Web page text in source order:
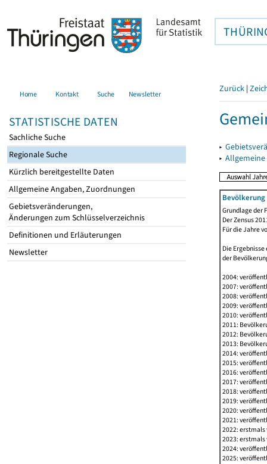
Home Kontakt Suche Newsletter
STATISTISCHE DATEN
Sachliche Suche
Regionale Suche
Kürzlich bereitgestellte Daten
Allgemeine Angaben, Zuordnungen
Gebietsveränderungen,
Änderungen zum Schlüsselverzeichnis
Definitionen und Erläuterungen
Newsletter
Zurück |
▸
▸
Grundlage der
Der Zensus
Für die Jahre
Die
der
2004:
2007:
2008:
2009:
2010:
2011:
2012:
2013:
2014:
2015:
2016:
2017:
2018:
2019:
2020:
2021:
2022:
2023:
2024:
2025: